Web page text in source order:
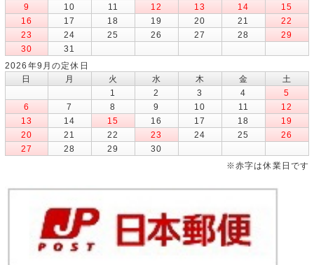
9
10 11 12 13 14
15
16
17 18 19 20 21
22
23
24 25 26 27 28
29
30
31
2026年9月の定休日
日
月 火 水 木 金
土
1
2 3 4
5
6
7 8 9 10 11
12
13
14 15 16 17 18
19
20
21 22 23 24 25
26
27
28 29
30
※赤字は休業日です